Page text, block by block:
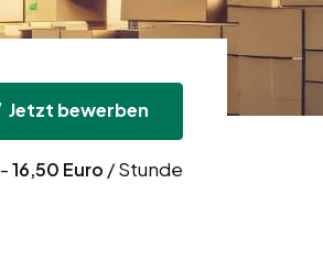
Jetzt bewerben
-16,50 Euro / Stunde